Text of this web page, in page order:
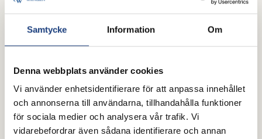
Samtycke Information Om
Denna webbplats använder cookies
Vi använder enhetsidentifierare för att anpassa innehållet
och annonserna till användarna, tillhandahålla funktioner
för sociala medier och analysera vår trafik. Vi
vidarebefordrar även sådana identifierare och annan